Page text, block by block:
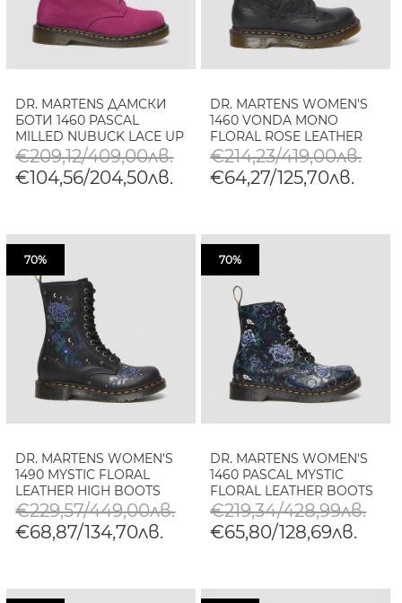
DR. MARTENS ДАМСКИ
БОТИ 1460 PASCAL
MILLED NUBUCK LACE UP
BOOTS В РОЗОВО
€209,12/409,00лв.
€104,56/204,50лв.
DR. MARTENS WOMEN'S
1460 VONDA MONO
FLORAL ROSE LEATHER
LACE UP BOOTS
€214,23/419,00лв.
€64,27/125,70лв.
70%
DR. MARTENS WOMEN'S
1490 MYSTIC FLORAL
LEATHER HIGH BOOTS
€229,57/449,00лв.
€68,87/134,70лв.
70%
DR. MARTENS WOMEN'S
1460 PASCAL MYSTIC
FLORAL LEATHER BOOTS
€219,34/428,99лв.
€65,80/128,69лв.